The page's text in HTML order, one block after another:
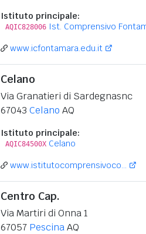
Istituto principale:
AQIC828006 Ist. Comprensivo
www.icfontamara.edu.it
Celano
Via Granatieri di Sardegnasnc
67043 Celano AQ
Istituto principale:
AQIC84500X Celano
www.istitutocomprensivoco...
Centro Cap.
Via Martiri di Onna 1
67057 PescinaAQ